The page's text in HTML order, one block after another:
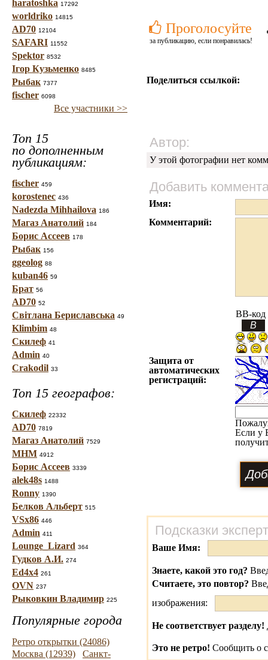
haratoshka 17292
worldriko 14815
AD70 12104
SAFARI 11552
Spektor 8532
Ігор Кузьменко 8485
Рыбак 7377
fischer 6098
Все участники >>
Топ 15
по дополненным
публикациям:
fischer 459
korostenec 436
Nadezda Mihhailova 186
Магаз Анатолий 184
Борис Ассеев 178
Рыбак 156
ggeolog 88
kuban46 59
Брат 56
AD70 52
Світлана Бериславська 49
Klimbim 48
Скилеф 41
Admin 40
Crakodil 33
Топ 15 географов:
Скилеф 22332
AD70 7819
Магаз Анатолий 7529
МНМ 4912
Борис Ассеев 3339
alek48s 1488
Ronny 1390
Белков Альберт 515
VSx86 446
Admin 411
Lounge_Lizard 364
Гудков А.И. 274
Ed4x4 261
OVN 237
Рыковкин Владимир 225
Популярные города
Ретро открытки (24086)
Москва (12939)
Санкт-
Проголосуйте
за публикацию, если понравилась!
Поделиться ссылкой:
Автор:
У этой фотографии нет
Добавить
Имя:
Комментарий:
BB-код
Защита от
автоматических
регистраций:
Если у
Подсказки
Ваше Имя:
Знаете, какой это год?
Считаете, это повтор?
изображения:
Не соответствует разделу!
Это не ретро! Сообщить о